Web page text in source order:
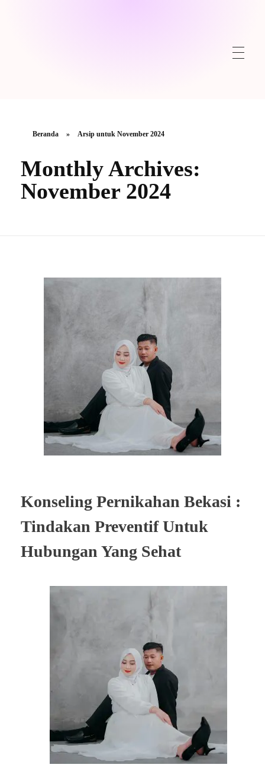
Beranda » Arsip untuk November 2024
Monthly Archives:
November 2024
Konseling Pernikahan Bekasi :
Tindakan Preventif Untuk
Hubungan Yang Sehat